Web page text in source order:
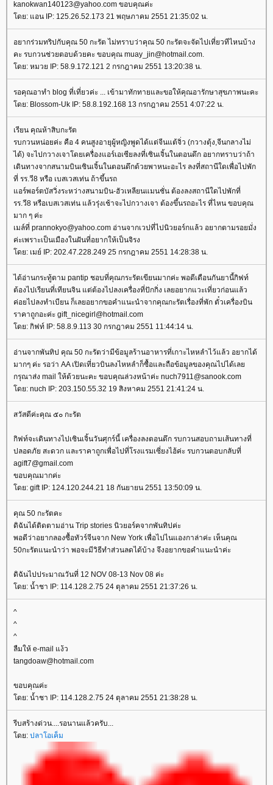
kanokwan140123@yahoo.com ขอบคุณค่ะ
ดย: แอน IP: 125.26.52.173 21 พฤษภาคม 2551 21:35:02 น.
อยากร่วมทริปกับคุณ 50 กะรัต ไม่ทราบว่าคุณ 50 กะรัตจะจัดไปเที่ยวทีไหนบ้าง
คะ รบกวนช่วยตอบด้วยคะ ขอบคุณ muay_jin@hotmail.com.
ดย: หมวย IP: 58.9.172.121 2 กรกฎาคม 2551 13:20:38 น.
รอคุณอาทำ blog ที่เที่ยวค่ะ ... เข้ามาทักทายและขอให้คุณอารักษาสุขภาพนะคะ
ดย: Blossom-Uk IP: 58.8.192.168 13 กรกฎาคม 2551 4:07:22 น.
เรียน คุณห้าสิบกะรัต
รบกวนหน่อยค่ะ คือ 4 คนสูงอายุผู้หญิงพูดได้แต่จีนแต้จิ่ว (กวางตุ้ง,จีนกลางไม่
ได้) จะไปกวางเจาโดยเครื่องแอร์เอเซียลงที่เซินเจิ้นในตอนดึก อยากทราบว่าถ้า
เดินทางจากสนามบินเซินเจิ้นในตอนดึกด้วยพาหนะอะไร ลงที่สถานีใดเพื่อไปพัก
ที่ รร.วี8 หรือ เบสเวสเท่น ถ้าขึ้นรถ
อร์พอร์ตบัสวิ่งระหว่างสนามบิน-ฮัวเหลียนแมนชั่น ต้องลงสถานีใดไปพักที่
รร.วี8 หรือเบสเวสเท่น แล้วรุ่งเช้าจะไปกวางเจา ต้องขึ้นรถอะไร ที่ไหน ขอบคุณ
มาก ๆ ค่ะ
เมล์ที่ prannokyo@yahoo.com อ่านจากเวปที่ไปนิวยอร์กแล้ว อยากตามรอยมั่ง
ค่ะเพราะเป็นเมืองในฝันที่อยากให้เป็นจิรง
ดย: เมย์ IP: 202.47.228.249 25 กรกฎาคม 2551 14:28:38 น.
ได้อ่านกระทู้ตาม pantip ชอบที่คุณกระรัตเขียนมากค่ะ พอดีเดือนกันยานี้กิฟท์
ต้องไปเรียนที่เทียนจิน แต่ต้องไปลงเครื่องที่ปักกิ่ง เลยอยากแวะเที่ยวก่อนแล้ว
ค่อยไปลงทำเบียน ก็เลยอยากขอคำแนะนำจากคุณกะรัตเรื่องที่พัก ตั๋วเครื่องบิน
ราคาถูกอะค่ะ gift_nicegirl@hotmail.com
ดย: กิฟท์ IP: 58.8.9.113 30 กรกฎาคม 2551 11:44:14 น.
อ่านจากพันทิป คุณ 50 กะรัตว่ามีข้อมูลร้านอาหารที่เกาะไหหลำไว้แล้ว อยากได้
มากๆ ค่ะ รอว่า AA เปิดเที่ยวบินลงไหหลำก็ซื้อและถือข้อมูลของคุณไปได้เล
กรุณาส่ง mail ให้ด้วยนะคะ ขอบคุณล่วงหน้าค่ะ nuch7911@sanook.com
ดย: nuch IP: 203.150.55.32 19 สิงหาคม 2551 21:41:24 น.
สวัสดีค่ะคุณ ๕๐ กะรัต
กิฟท์จะเดินทางไปเซินเจิ้นวันศุกร์นี้ เครื่องลงตอนดึก รบกวนสอบถามเส้นทางที่
ปลอดภัย สะดวก และราคาถูกเพื่อไปที่โรงแรมเซี่ยงไฮ้ค่ะ รบกวนตอบกลับที่
agift7@gmail.com
ขอบคุณมากค่ะ
ดย: gift IP: 124.120.244.21 18 กันยายน 2551 13:50:09 น.
คุณ 50 กะรัตคะ
ดิฉันได้ติดตามอ่าน Trip stories นิวยอร์คจากพันทิปค่ะ
พอดีว่าอยากลองซื้อทัวร์จีนจาก New York เพื่อไปไนแองกาล่าค่ะ เห็นคุณ
50กะรัตแนะนำว่า พอจะมีวิธีทำส่วนลดได้บ้าง จึงอยากขอคำแนะนำค่ะ
ดิฉันไปประมาณวันที่ 12 NOV 08-13 Nov 08 ค่ะ
ดย: น้ำชา IP: 114.128.2.75 24 ตุลาคม 2551 21:37:26 น.
^
^
^
ลืมให้ e-mail แง้ว
tangdoaw@hotmail.com
ขอบคุณค่ะ
ดย: น้ำชา IP: 114.128.2.75 24 ตุลาคม 2551 21:38:28 น.
รีบสร้างด่วน....รอนานแล้วครับ...
ดย: ปลาโอเค็ม